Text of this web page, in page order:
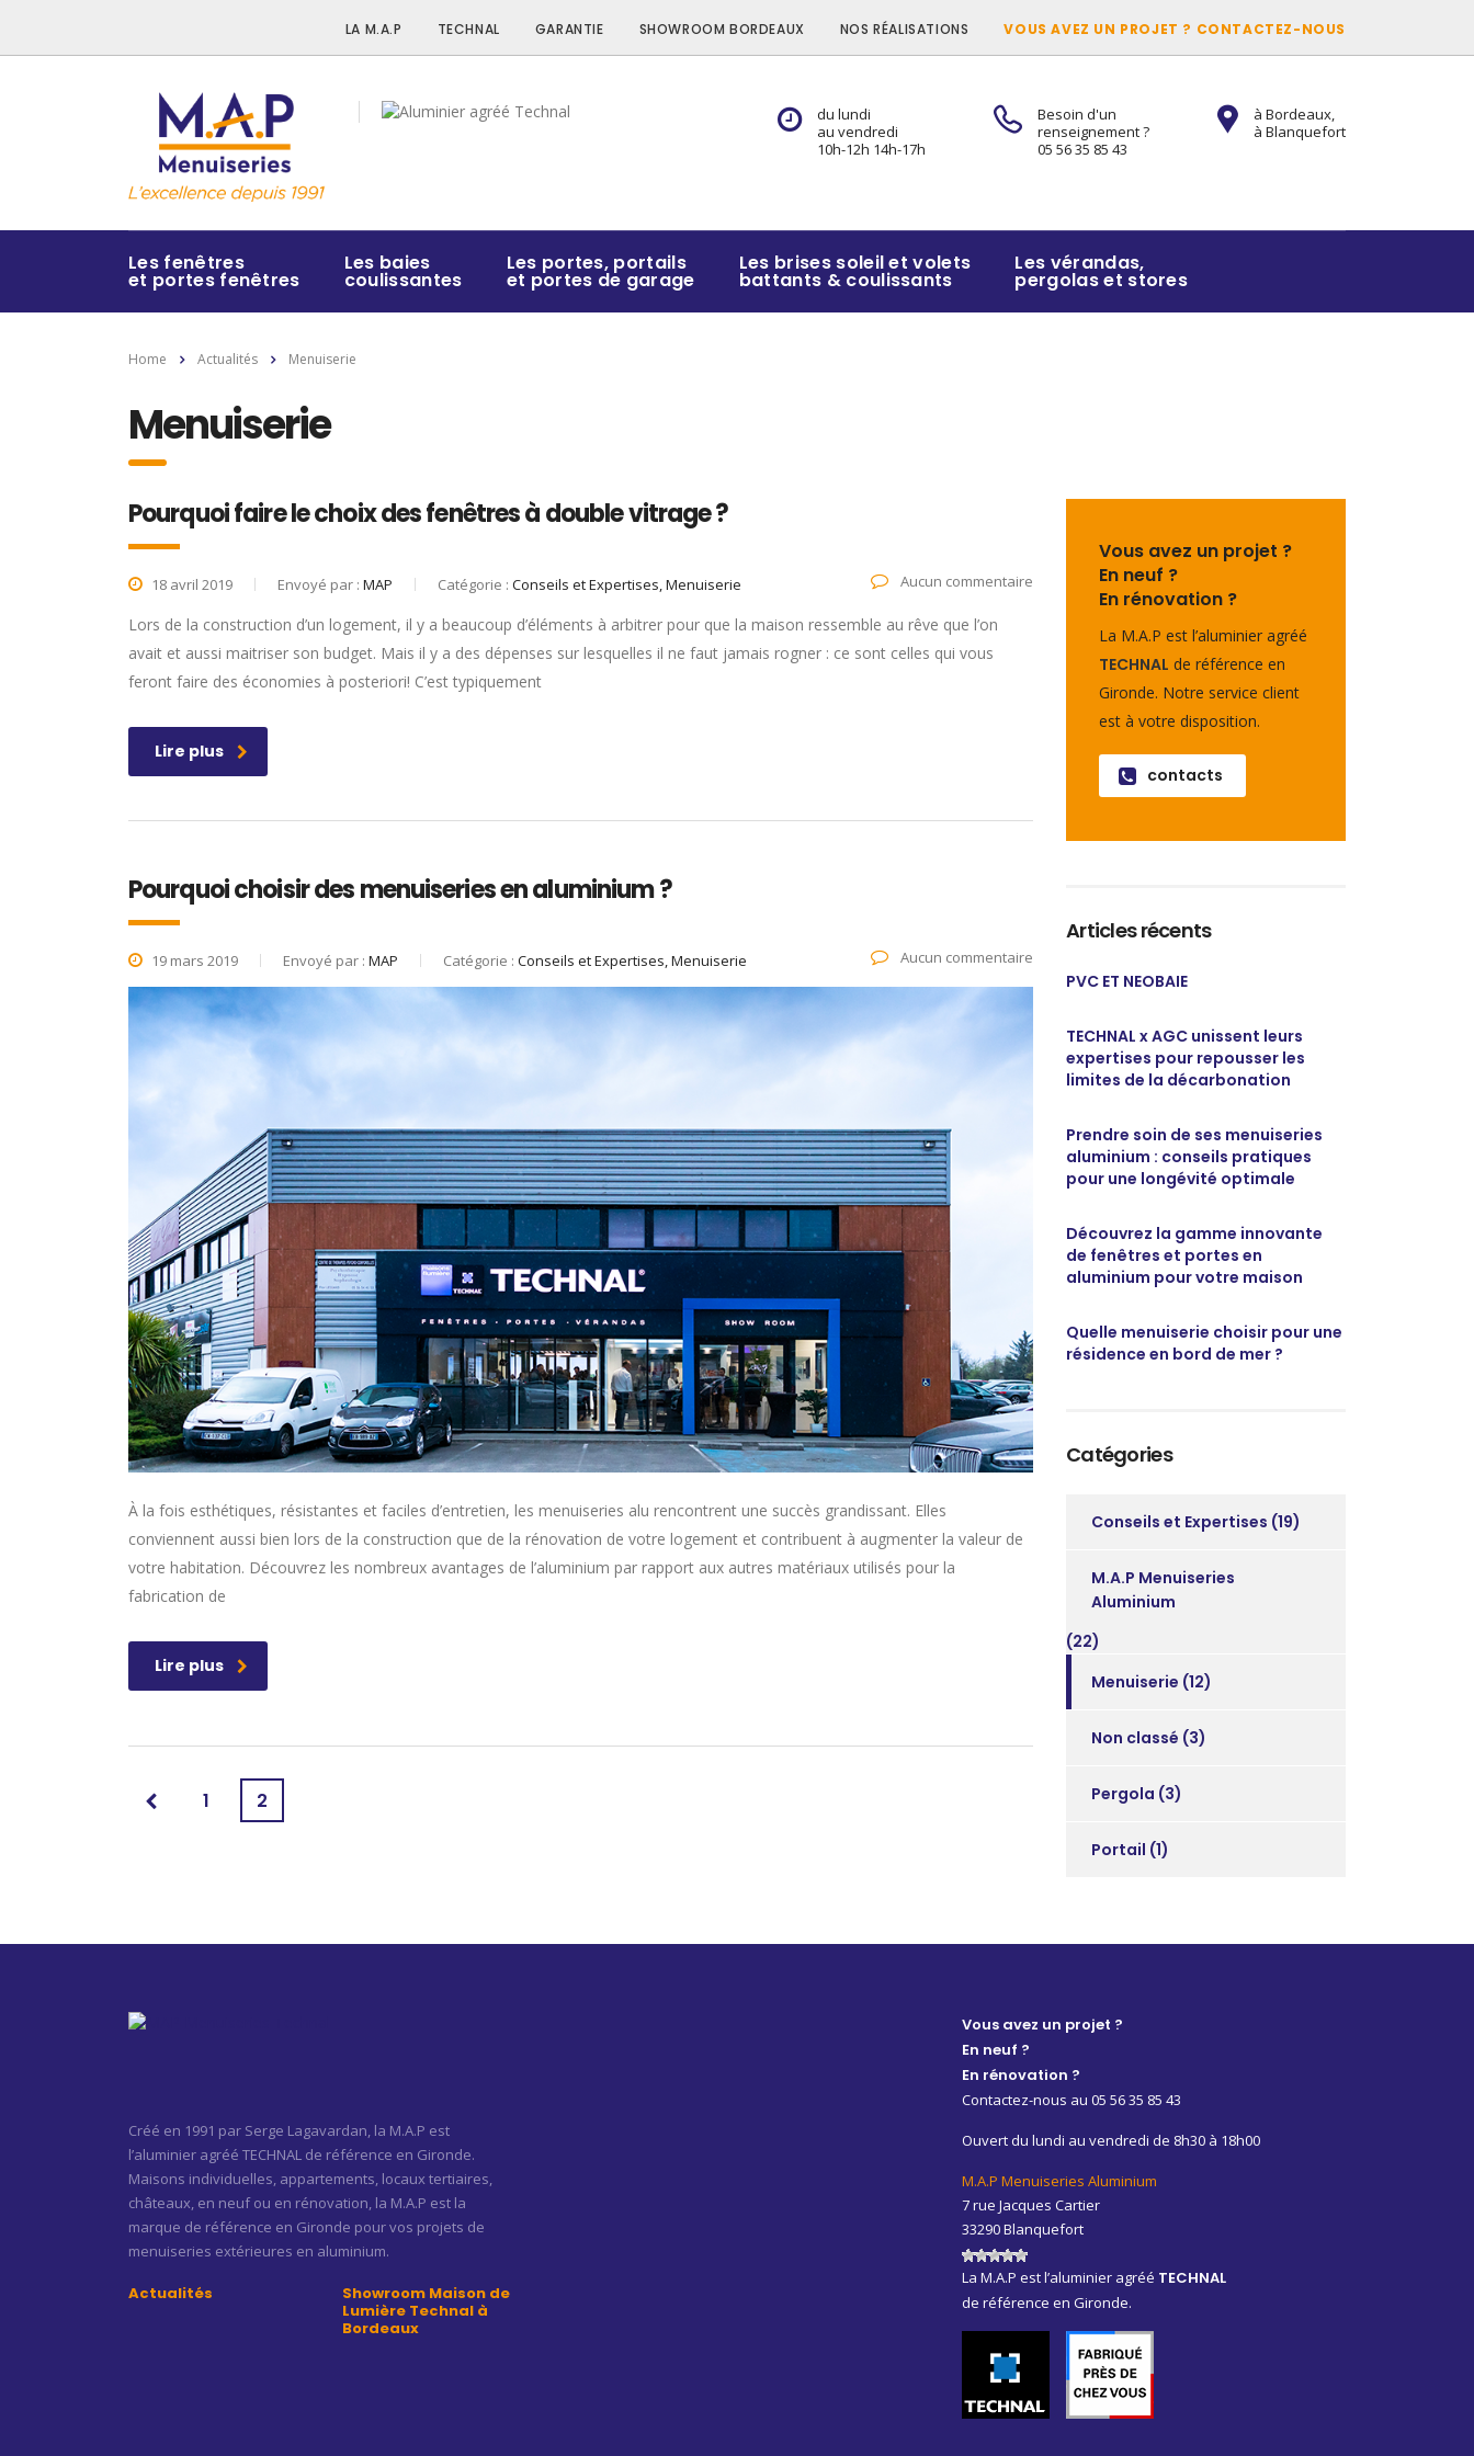
LA M.A.P TECHNAL GARANTIE SHOWROOM BORDEAUX NOS RÉALISATIONS VOUS AVEZ UN PROJET ? CONTACTEZ-NOUS
à Bordeaux,
à Blanquefort
Besoin d'un
renseignement ?
05 56 35 85 43
du lundi
au vendredi
10h-12h 14h-17h
Les fenêtres
et portes fenêtres
Les baies
coulissantes
Les portes, portails
et portes de garage
Les brises soleil et volets
battants & coulissants
Les vérandas,
pergolas et stores
Home Actualités Menuiserie
Menuiserie
Pourquoi faire le choix des fenêtres à double vitrage ?
18 avril 2019 Envoyé par : MAP Catégorie : Conseils et Expertises, Menuiserie Aucun commentaire
Lors de la construction d’un logement, il y a beaucoup d’éléments à arbitrer pour que la maison ressemble au rêve que l’on
avait et aussi maitriser son budget. Mais il y a des dépenses sur lesquelles il ne faut jamais rogner : ce sont celles qui vous
feront faire des économies à posteriori! C’est typiquement
Lire plus
Pourquoi choisir des menuiseries en aluminium ?
19 mars 2019 Envoyé par : MAP Catégorie : Conseils et Expertises, Menuiserie Aucun commentaire
À la fois esthétiques, résistantes et faciles d’entretien, les menuiseries alu rencontrent une succès grandissant. Elles
conviennent aussi bien lors de la construction que de la rénovation de votre logement et contribuent à augmenter la valeur de
votre habitation. Découvrez les nombreux avantages de l’aluminium par rapport aux autres matériaux utilisés pour la
fabrication de
Lire plus
1 2
Vous avez un projet ?
En neuf ?
En rénovation ?
La M.A.P est l’aluminier agréé
TECHNAL de référence en
Gironde. Notre service client
est à votre disposition.
contacts
Articles récents
PVC ET NEOBAIE
TECHNAL x AGC unissent leurs
expertises pour repousser les
limites de la décarbonation
Prendre soin de ses menuiseries
aluminium : conseils pratiques
pour une longévité optimale
Découvrez la gamme innovante
de fenêtres et portes en
aluminium pour votre maison
Quelle menuiserie choisir pour une
résidence en bord de mer ?
Catégories
Conseils et Expertises (19)
M.A.P Menuiseries
Aluminium
(22)
Menuiserie (12)
Non classé (3)
Pergola (3)
Portail (1)
Créé en 1991 par Serge Lagavardan, la M.A.P est
l’aluminier agréé TECHNAL de référence en Gironde.
Maisons individuelles, appartements, locaux tertiaires,
châteaux, en neuf ou en rénovation, la M.A.P est la
marque de référence en Gironde pour vos projets de
menuiseries extérieures en aluminium.
Actualités
Showroom Maison de
Lumière Technal à
Bordeaux
Vous avez un projet ?
En neuf ?
En rénovation ?
Contactez-nous au 05 56 35 85 43
Ouvert du lundi au vendredi de 8h30 à 18h00
M.A.P Menuiseries Aluminium
7 rue Jacques Cartier
33290 Blanquefort
La M.A.P est l’aluminier agréé TECHNAL
de référence en Gironde.